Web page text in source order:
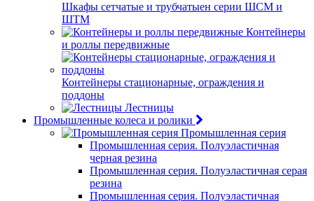
Шкафы сетчатые и трубчатыен серии ШСМ и
ШТМ
Контейнеры
и роллы передвижные
Контейнеры стационарные, ограждения и
поддоны
Лестницы
Промышленные колеса и ролики
Промышленная серия
Промышленная серия. Полуэластичная
черная резина
Промышленная серия. Полуэластичная серая
резина
Промышленная серия. Полуэластичная